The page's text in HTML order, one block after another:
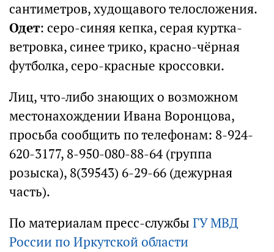
сантиметров, худощавого телосложения.
Одет: серо-синяя кепка, серая куртка-
ветровка, синее трико, красно-чёрная
футболка, серо-красные кроссовки.
Лиц, что-либо знающих о возможном
местонахождении Ивана Воронцова,
просьба сообщить по телефонам: 8-924-
620-3177, 8-950-080-88-64 (группа
розыска), 8(39543) 6-29-66 (дежурная
часть).
По материалам пресс-службы ГУ МВД
России по Иркутской области